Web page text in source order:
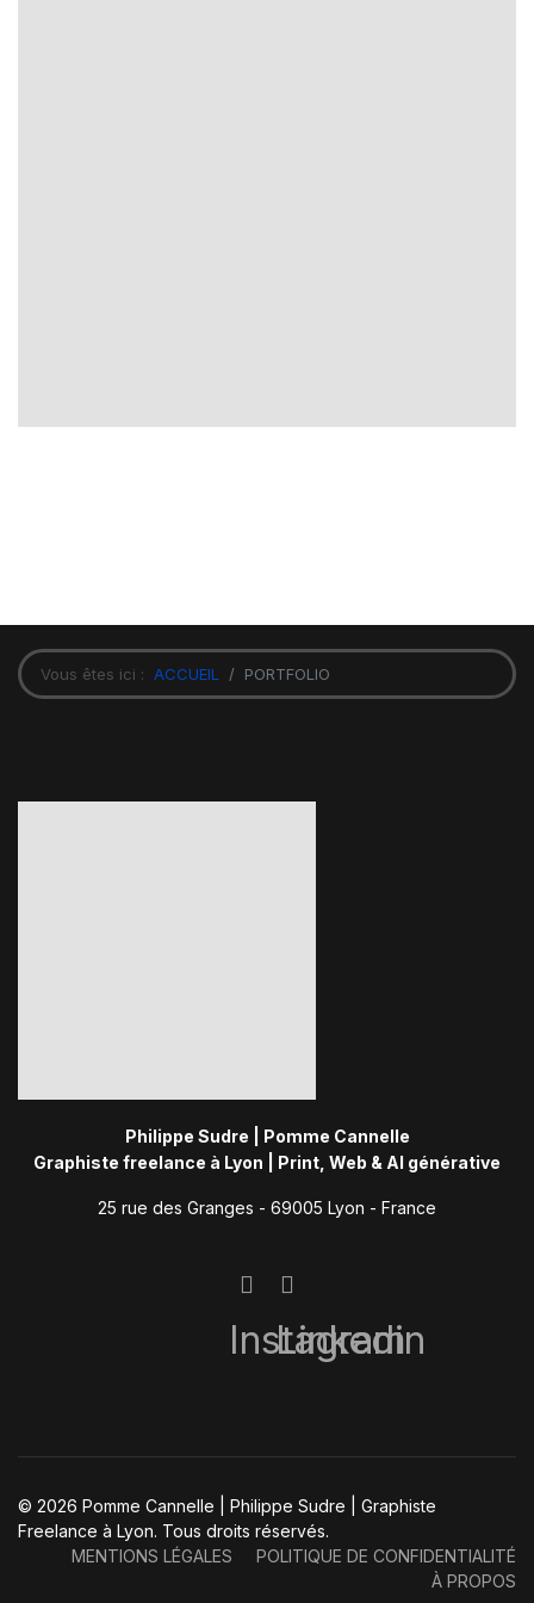
Vous êtes ici : ACCUEIL PORTFOLIO
Philippe Sudre | Pomme Cannelle
Graphiste freelance à Lyon | Print, Web & AI générative
25 rue des Granges - 69005 Lyon - France
Instagram
Linkedin
© 2026 Pomme Cannelle | Philippe Sudre | Graphiste
Freelance à Lyon. Tous droits réservés.
MENTIONS LÉGALES
POLITIQUE DE CONFIDENTIALITÉ
À PROPOS